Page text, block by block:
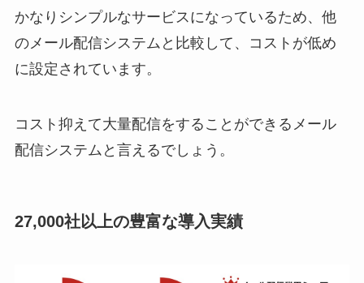
かなりシンプルなサービスになっているため、他
のメール配信システムと比較して、コストが低め
に設定されています。
コスト抑えて大量配信をすることができるメール
配信システムと言えるでしょう。
27,000社以上の豊富な導入実績